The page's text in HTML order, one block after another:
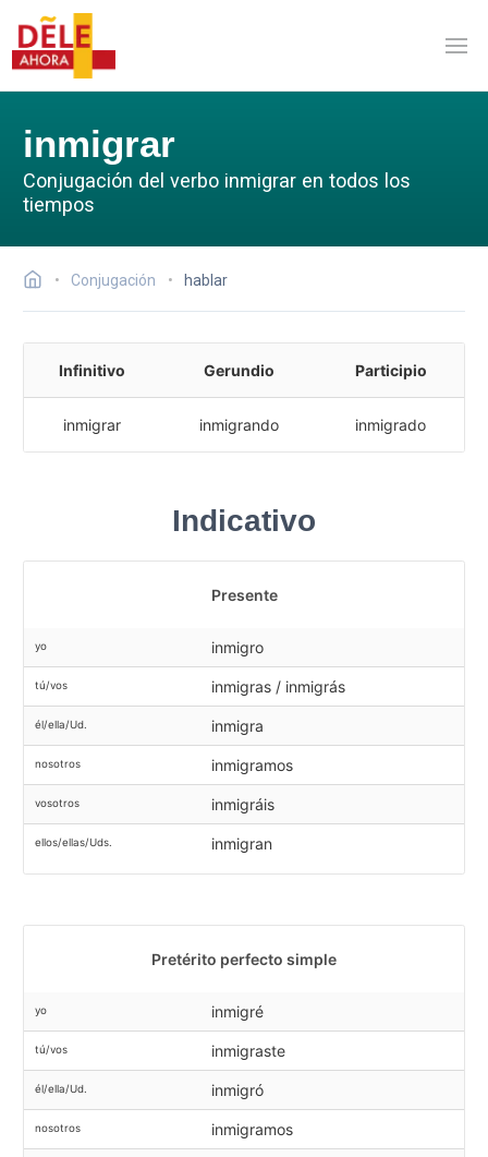
inmigrar
Conjugación del verbo inmigrar en todos los
tiempos
Conjugación hablar
Infinitivo Gerundio Participio
inmigrar inmigrando inmigrado
Indicativo
Presente
yo inmigro
tú/vos inmigras / inmigrás
él/ella/Ud. inmigra
nosotros inmigramos
vosotros inmigráis
ellos/ellas/Uds. inmigran
Pretérito perfecto simple
yo inmigré
tú/vos inmigraste
él/ella/Ud. inmigró
nosotros inmigramos